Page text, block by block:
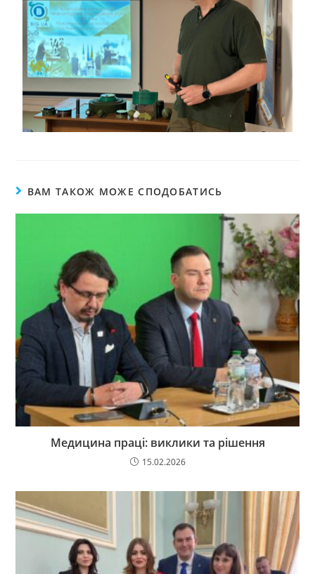
ВАМ ТАКОЖ МОЖЕ СПОДОБАТИСЬ
Медицина праці: виклики та рішення
15.02.2026